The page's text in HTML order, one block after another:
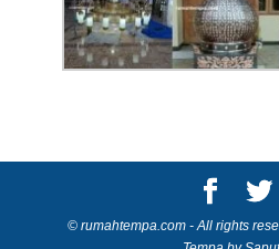
© rumahtempa.com - All rights